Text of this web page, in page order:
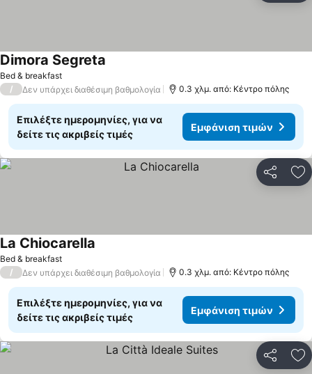
Bed & breakfast
Dimora Segreta
/ Δεν υπάρχει διαθέσιμη βαθμολογία 0.3 χλμ. από: Κέντρο πόλης
Επιλέξτε ημερομηνίες, για να
δείτε τις ακριβείς τιμές
Εμφάνιση τιμών
Bed & breakfast
La Chiocarella
/ Δεν υπάρχει διαθέσιμη βαθμολογία 0.3 χλμ. από: Κέντρο πόλης
Επιλέξτε ημερομηνίες, για να
δείτε τις ακριβείς τιμές
Εμφάνιση τιμών